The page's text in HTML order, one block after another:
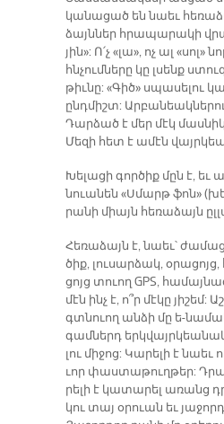
կա­նա­ցած են նաեւ
ձայն­ներ հրա­պա­րա­կի
յին»: Ո՛չ «լա», ոչ ալ
հնչում­նե­րը կը լսենք
թիւ­նը: «Գիծ» սպա­սե­լու
ընդ­միշտ:
Դար­ձած է մեր մէկ
Մե­զի հետ է ա­մէն
Խե­լա­ցի գոր­ծիք մըն է,
նուա­նեն «Սմարթ ֆոն»
րա­նի միայն հե­ռա­ձայն
Հե­ռա­ձայն է, նաեւ՝
ծիք, լու­սար­ձակ, օ­րա­ցոյց,
ցոյց տուող GPS,
մէն ինչ է, ո՞ր մէ­կը
գտնուող ան­ձի մը ե-
գամ­ներդ
լու մի­ջոց: Կա­րե­լի է
ւոր փաս­տա­թուղ­թեր:
րե­լի է կա­տա­րել ա­ռանց
կու տայ օ­րուան եւ